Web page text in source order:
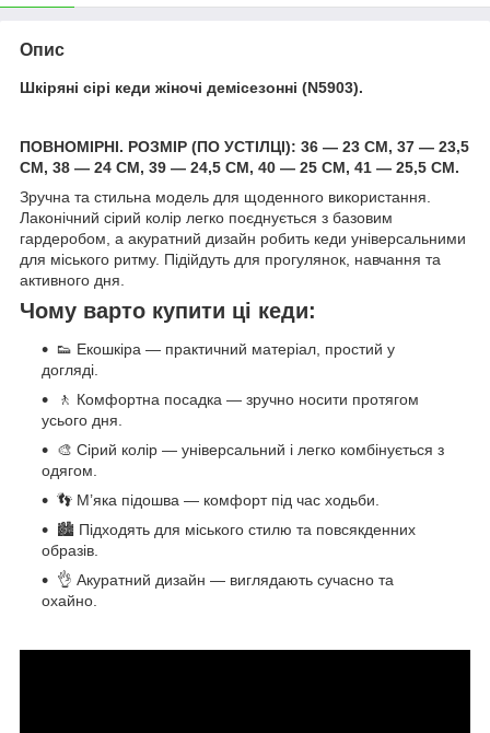
Опис
Шкіряні сірі кеди жіночі демісезонні (N5903).
ПОВНОМІРНІ. РОЗМІР (ПО УСТІЛЦІ): 36 — 23 СМ, 37 — 23,5
СМ, 38 — 24 СМ, 39 — 24,5 СМ, 40 — 25 СМ, 41 — 25,5 СМ.
Зручна та стильна модель для щоденного використання.
Лаконічний сірий колір легко поєднується з базовим
гардеробом, а акуратний дизайн робить кеди універсальними
для міського ритму. Підійдуть для прогулянок, навчання та
активного дня.
Чому варто купити ці кеди:
👟 Екошкіра — практичний матеріал, простий у
догляді.
🚶 Комфортна посадка — зручно носити протягом
усього дня.
🎨 Сірий колір — універсальний і легко комбінується з
одягом.
👣 М’яка підошва — комфорт під час ходьби.
🏙 Підходять для міського стилю та повсякденних
образів.
👌 Акуратний дизайн — виглядають сучасно та
охайно.